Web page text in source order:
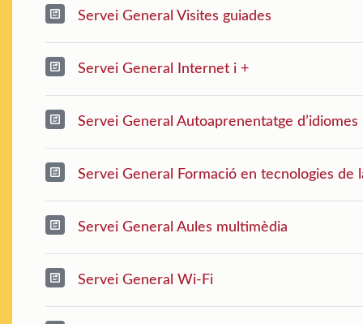
Servei General Visites guiades
Servei General Internet i +
Servei General Autoaprenentatge d’idiomes
Servei General Formació en tecnologies de
Servei General Aules multimèdia
Servei General Wi-Fi